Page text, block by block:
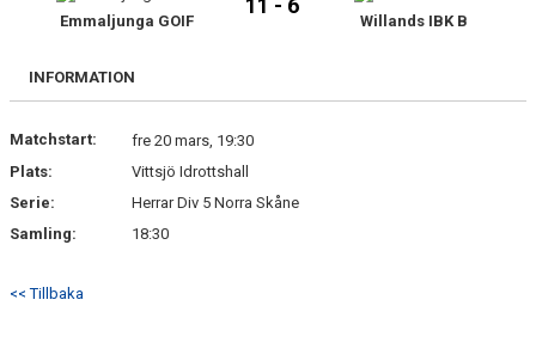
KALENDER
MATCHER
BILDGALLERI
DOKUMENT
Emmaljunga GOIF
11 - 6
Willands IBK B
INFORMATION
Matchstart:
fre 20 mars, 19:30
Plats:
Vittsjö Idrottshall
Serie:
Herrar Div 5 Norra Skåne
Samling:
18:30
<< Tillbaka